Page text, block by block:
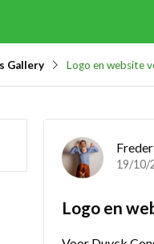
Gallery Logo en website
19/10/
Logo en